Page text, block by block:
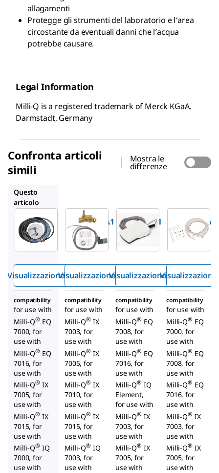
allagamenti
Protegge gli strumenti del laboratorio e l′area
circostante da eventuali danni che l′acqua
potrebbe causare.
Legal Information
Milli-Q is a registered trademark of Merck KGaA,
Darmstadt, Germany
Confronta articoli
simili
Mostra le
differenze
Questo
articolo
Milli-Q
ZWATSENA1
Sensore
per
Visualizzazione rapida
EXTSV00A1
Valvola
solenoide
Visualizzazione rapida
ZMQSFTSA1
Interrutt
ore a
Visualizzazione rapida
compatibility
for use with
Milli-Q® EQ
7000, for
use with
Milli-Q® EQ
7016, for
use with
Milli-Q® IX
7005, for
use with
Milli-Q® IX
7015, for
use with
Milli-Q® IQ
7000, for
use with
compatibility
for use with
Milli-Q® IX
7003, for
use with
Milli-Q® IX
7005, for
use with
Milli-Q® IX
7010, for
use with
Milli-Q® IX
7015, for
use with
Milli-Q® IQ
7003, for
use with
compatibility
for use with
Milli-Q® EQ
7008, for
use with
Milli-Q® EQ
7016, for
use with
Milli-Q® IQ
Element,
for use with
Milli-Q® IX
7003, for
use with
Milli-Q® IX
7005, for
use with
compatibility
for use with
Milli-Q® EQ
7000, for
use with
Milli-Q® EQ
7008, for
use with
Milli-Q® EQ
7016, for
use with
Milli-Q® IX
7003, for
use with
Milli-Q® IX
7005, for
use with